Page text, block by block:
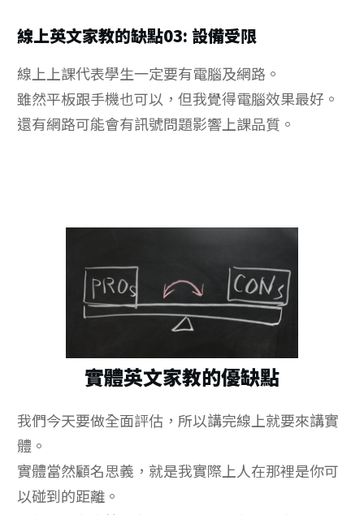
線上英文家教的缺點03: 設備受限
線上上課代表學生一定要有電腦及網路。
雖然平板跟手機也可以，但我覺得電腦效果最好。
還有網路可能會有訊號問題影響上課品質。
實體英文家教的優缺點
我們今天要做全面評估，所以講完線上就要來講實
體。
實體當然顧名思義，就是我實際上人在那裡是你可
以碰到的距離。